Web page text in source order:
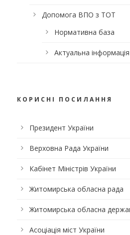
Допомога ВПО з ТОТ
Нормативна база
Актуальна інформація
КОРИСНІ ПОСИЛАННЯ
Президент України
Верховна Рада України
Кабінет Міністрів України
Житомирська обласна рада
Житомирська обласна
Асоціація міст України